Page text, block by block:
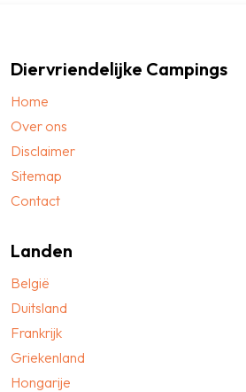
Diervriendelijke Campings
Home
Over ons
Disclaimer
Sitemap
Contact
Landen
België
Duitsland
Frankrijk
Griekenland
Hongarije